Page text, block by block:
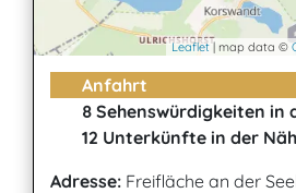
Leaflet| map data ©
Anfahrt
8 Sehenswürdigkeiten in
12 Unterkünfte in der
Adresse: Freifläche an der